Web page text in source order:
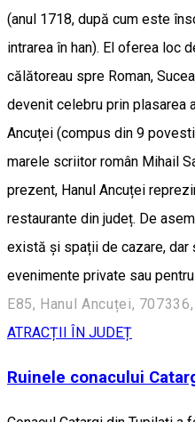
(anul 1718, după cum este
intrarea în han). El oferea loc
călătoreau spre Roman,
devenit celebru prin plasarea
Ancuței (compus din 9
marele scriitor român Mihail
prezent, Hanul Ancuței
restaurante din județ. De
există și spații de cazare,
evenimente private sau
E85, Hanul Ancuței,
ATRACȚII ÎN JUDEȚ
Ruinele conacului